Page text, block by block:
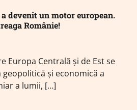
devenit un motor european.
Românie!
Europa Centrală și de Est se
și economică a
a lumii, […]